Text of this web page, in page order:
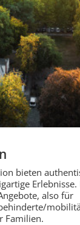
bieten
also für
Familien.